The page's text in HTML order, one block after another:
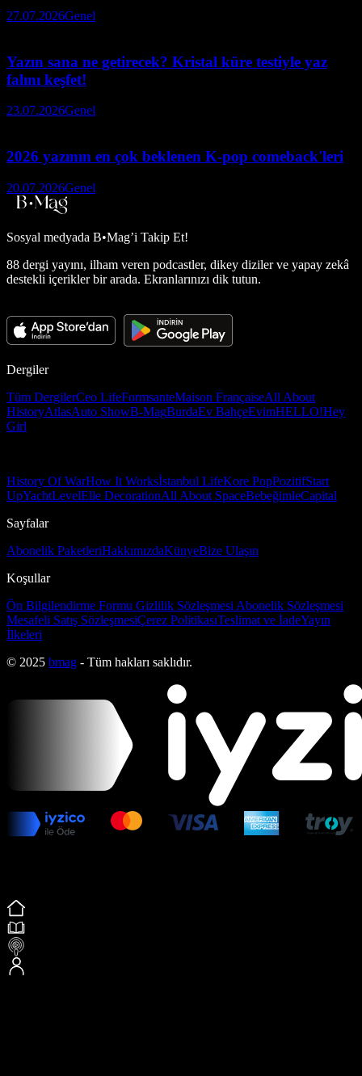
27.07.2026Genel
Yazın sana ne getirecek? Kristal küre testiyle yaz
falını keşfet!
23.07.2026Genel
2026 yazının en çok beklenen K-pop comeback'leri
20.07.2026Genel
Sosyal medyada B•Mag’i Takip Et!
88 dergi yayını, ilham veren podcastler, dikey diziler ve yapay zekâ
destekli içerikler bir arada. Ekranlarınızı dik tutun.
Dergiler
Tüm DergilerCeo LifeFormsanteMaison FrançaiseAll About
HistoryAtlasAuto ShowB-MagBurdaEv BahçeEvimHELLO!Hey
Girl
History Of WarHow It Worksİstanbul LifeKore PopPozitifStart
UpYachtLevelElle DecorationAll About SpaceBebeğimleCapital
Sayfalar
Abonelik PaketleriHakkımızdaKünyeBize Ulaşın
Koşullar
Ön Bilgilendirme Formu Gizlilik Sözleşmesi Abonelik Sözleşmesi
Mesafeli Satış SözleşmesiÇerez PolitikasıTeslimat ve İadeYayın
İlkeleri
© 2025 bmag - Tüm hakları saklıdır.